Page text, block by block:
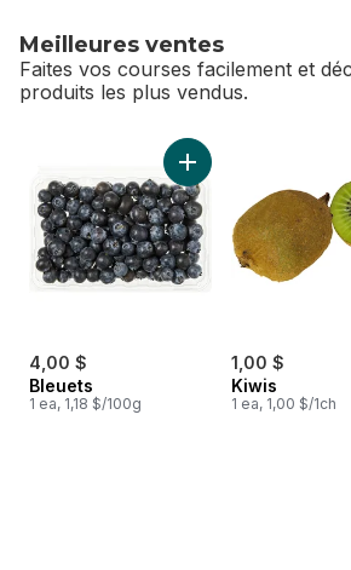
Meilleures ventes
Faites vos courses facilement et
produits les plus vendus.
sauter Meilleures ventes
4,00 $
Bleuets
1 ea, 1,18 $/100g
Ajouter Bleuets au
1,00 $
Kiwis
1 ea, 1,00 $/1ch